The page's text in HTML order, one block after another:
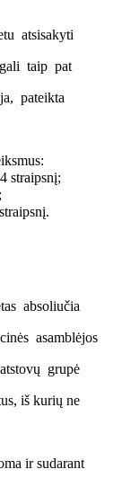
atsisakyti
taip pat
pateikta
straipsnį;
absoliučia
asamblėjos
grupė
iš kurių ne
ir sudarant